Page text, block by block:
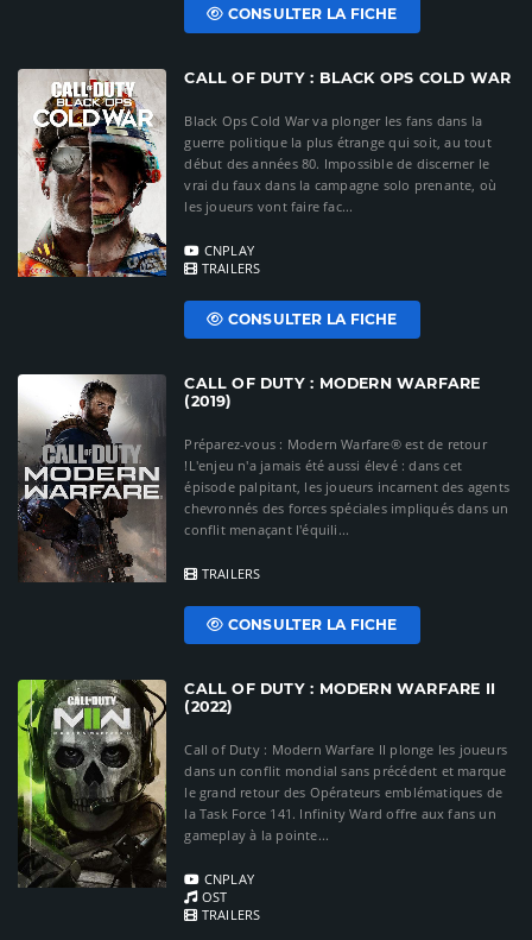
CONSULTER LA FICHE
CALL OF DUTY : BLACK OPS COLD WAR
Black Ops Cold War va plonger les fans dans la
guerre politique la plus étrange qui soit, au tout
début des années 80. Impossible de discerner le
vrai du faux dans la campagne solo prenante, où
les joueurs vont faire fac...
CNPLAY
TRAILERS
CONSULTER LA FICHE
CALL OF DUTY : MODERN WARFARE
(2019)
Préparez-vous : Modern Warfare® est de retour
!L'enjeu n'a jamais été aussi élevé : dans cet
épisode palpitant, les joueurs incarnent des agents
chevronnés des forces spéciales impliqués dans un
conflit menaçant l'équili...
TRAILERS
CONSULTER LA FICHE
CALL OF DUTY : MODERN WARFARE II
(2022)
Call of Duty : Modern Warfare II plonge les joueurs
dans un conflit mondial sans précédent et marque
le grand retour des Opérateurs emblématiques de
la Task Force 141. Infinity Ward offre aux fans un
gameplay à la pointe...
CNPLAY
OST
TRAILERS